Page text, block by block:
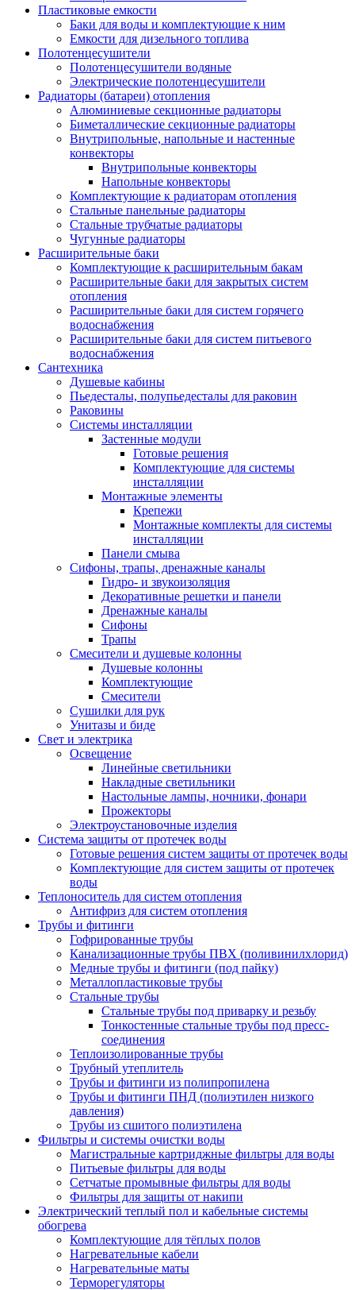
Пластиковые емкости
Баки для воды и комплектующие к ним
Емкости для дизельного топлива
Полотенцесушители
Полотенцесушители водяные
Электрические полотенцесушители
Радиаторы (батареи) отопления
Алюминиевые секционные радиаторы
Биметаллические секционные радиаторы
Внутрипольные, напольные и настенные
конвекторы
Внутрипольные конвекторы
Напольные конвекторы
Комплектующие к радиаторам отопления
Стальные панельные радиаторы
Стальные трубчатые радиаторы
Чугунные радиаторы
Расширительные баки
Комплектующие к расширительным бакам
Расширительные баки для закрытых систем
отопления
Расширительные баки для систем горячего
водоснабжения
Расширительные баки для систем питьевого
водоснабжения
Сантехника
Душевые кабины
Пьедесталы, полупьедесталы для раковин
Раковины
Системы инсталляции
Застенные модули
Готовые решения
Комплектующие для системы
инсталляции
Монтажные элементы
Крепежи
Монтажные комплекты для системы
инсталляции
Панели смыва
Сифоны, трапы, дренажные каналы
Гидро- и звукоизоляция
Декоративные решетки и панели
Дренажные каналы
Сифоны
Трапы
Смесители и душевые колонны
Душевые колонны
Комплектующие
Смесители
Сушилки для рук
Унитазы и биде
Свет и электрика
Освещение
Линейные светильники
Накладные светильники
Настольные лампы, ночники, фонари
Прожекторы
Электроустановочные изделия
Система защиты от протечек воды
Готовые решения систем защиты от протечек воды
Комплектующие для систем защиты от протечек
воды
Теплоноситель для систем отопления
Антифриз для систем отопления
Трубы и фитинги
Гофрированные трубы
Канализационные трубы ПВХ (поливинилхлорид)
Медные трубы и фитинги (под пайку)
Металлопластиковые трубы
Стальные трубы
Стальные трубы под приварку и резьбу
Тонкостенные стальные трубы под пресс-
соединения
Теплоизолированные трубы
Трубный утеплитель
Трубы и фитинги из полипропилена
Трубы и фитинги ПНД (полиэтилен низкого
давления)
Трубы из сшитого полиэтилена
Фильтры и системы очистки воды
Магистральные картриджные фильтры для воды
Питьевые фильтры для воды
Сетчатые промывные фильтры для воды
Фильтры для защиты от накипи
Электрический теплый пол и кабельные системы
обогрева
Комплектующие для тёплых полов
Нагревательные кабели
Нагревательные маты
Терморегуляторы